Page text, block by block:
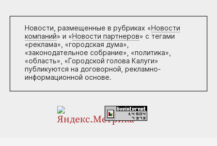
Новости, размещенные в рубриках «Новости
компаний» и «Новости партнеров» с тегами
«реклама», «городская дума»,
«законодательное собрание», «политика»,
«область», «Городской голова Калуги»
публикуются на договорной, рекламно-
информационной основе.